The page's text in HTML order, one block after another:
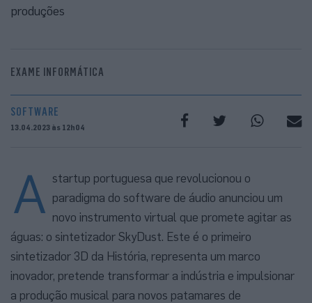
produções
EXAME INFORMÁTICA
SOFTWARE
13.04.2023 às 12h04
A startup portuguesa que revolucionou o
paradigma do software de áudio anunciou um
novo instrumento virtual que promete agitar as
águas: o sintetizador SkyDust. Este é o primeiro
sintetizador 3D da História, representa um marco
inovador, pretende transformar a indústria e impulsionar
a produção musical para novos patamares de